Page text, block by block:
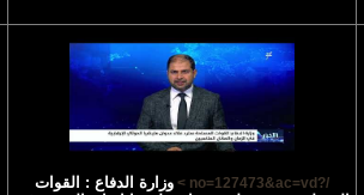
/?no=127473&ac=vd >
وزارة الدفاع : القوات